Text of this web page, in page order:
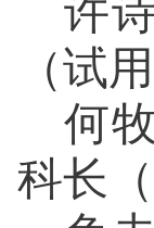
许
（试
何
科长